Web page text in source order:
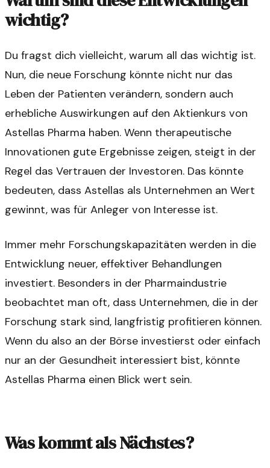
wichtig?
Du fragst dich vielleicht, warum all das wichtig ist.
Nun, die neue Forschung könnte nicht nur das
Leben der Patienten verändern, sondern auch
erhebliche Auswirkungen auf den Aktienkurs von
Astellas Pharma haben. Wenn therapeutische
Innovationen gute Ergebnisse zeigen, steigt in der
Regel das Vertrauen der Investoren. Das könnte
bedeuten, dass Astellas als Unternehmen an Wert
gewinnt, was für Anleger von Interesse ist.
Immer mehr Forschungskapazitäten werden in die
Entwicklung neuer, effektiver Behandlungen
investiert. Besonders in der Pharmaindustrie
beobachtet man oft, dass Unternehmen, die in der
Forschung stark sind, langfristig profitieren können.
Wenn du also an der Börse investierst oder einfach
nur an der Gesundheit interessiert bist, könnte
Astellas Pharma einen Blick wert sein.
Was kommt als Nächstes?